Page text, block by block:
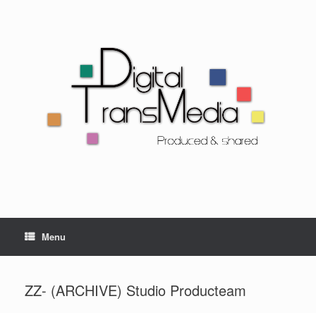
Menu
ZZ- (ARCHIVE) Studio Producteam